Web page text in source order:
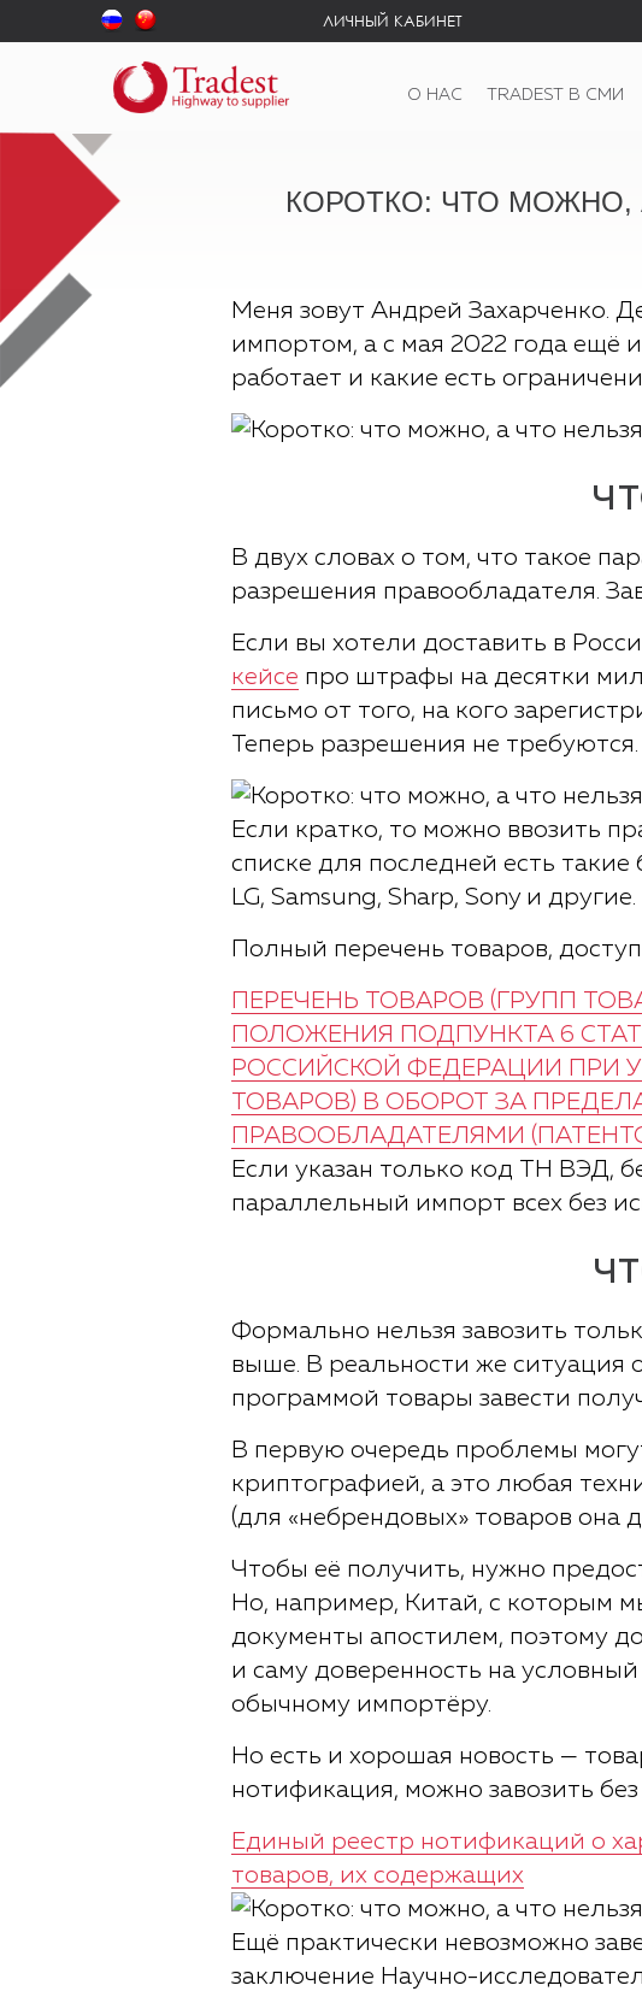
ЛИЧНЫЙ КАБИНЕТ
О НАС TRADEST В СМИ
КОРОТКО: ЧТО МОЖНО,
Меня зовут Андрей Захарченко.
импортом, а с мая 2022 года ещё
работает и какие есть
В двух словах о том, что такое
разрешения правообладателя.
Если вы хотели доставить в
кейсе про штрафы на десятки
письмо от того, на кого
Теперь разрешения не требуются.
Если кратко, то можно ввозить
списке для последней есть такие
LG, Samsung, Sharp, Sony и другие.
Полный перечень товаров,
ПЕРЕЧЕНЬ ТОВАРОВ (ГРУПП
ПОЛОЖЕНИЯ ПОДПУНКТА 6
РОССИЙСКОЙ ФЕДЕРАЦИИ ПРИ
ТОВАРОВ) В ОБОРОТ ЗА
ПРАВООБЛАДАТЕЛЯМИ
Если указан только код ТН ВЭД,
параллельный импорт всех без
Формально нельзя завозить
выше. В реальности же ситуация
программой товары завести
В первую очередь проблемы
криптографией, а это любая
(для «небрендовых» товаров она
Чтобы её получить, нужно
Но, например, Китай, с которым
документы апостилем, поэтому
и саму доверенность на
обычному импортёру.
Но есть и хорошая новость —
нотификация, можно завозить
Единый реестр нотификаций о
товаров, их содержащих
Ещё практически невозможно
заключение Научно-